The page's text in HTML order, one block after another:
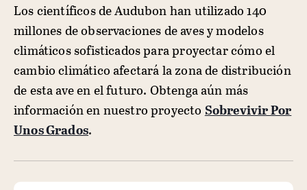
Los científicos de Audubon han utilizado 140
millones de observaciones de aves y modelos
climáticos sofisticados para proyectar cómo el
cambio climático afectará la zona de distribución
de esta ave en el futuro. Obtenga aún más
información en nuestro proyecto Sobrevivir Por
Unos Grados.